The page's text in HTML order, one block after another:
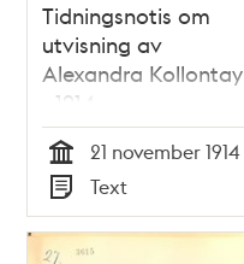
Tidningsnotis om
utvisning av
Alexandra Kollontay
- 1914
Tid
21 november 1914
Typ
Text